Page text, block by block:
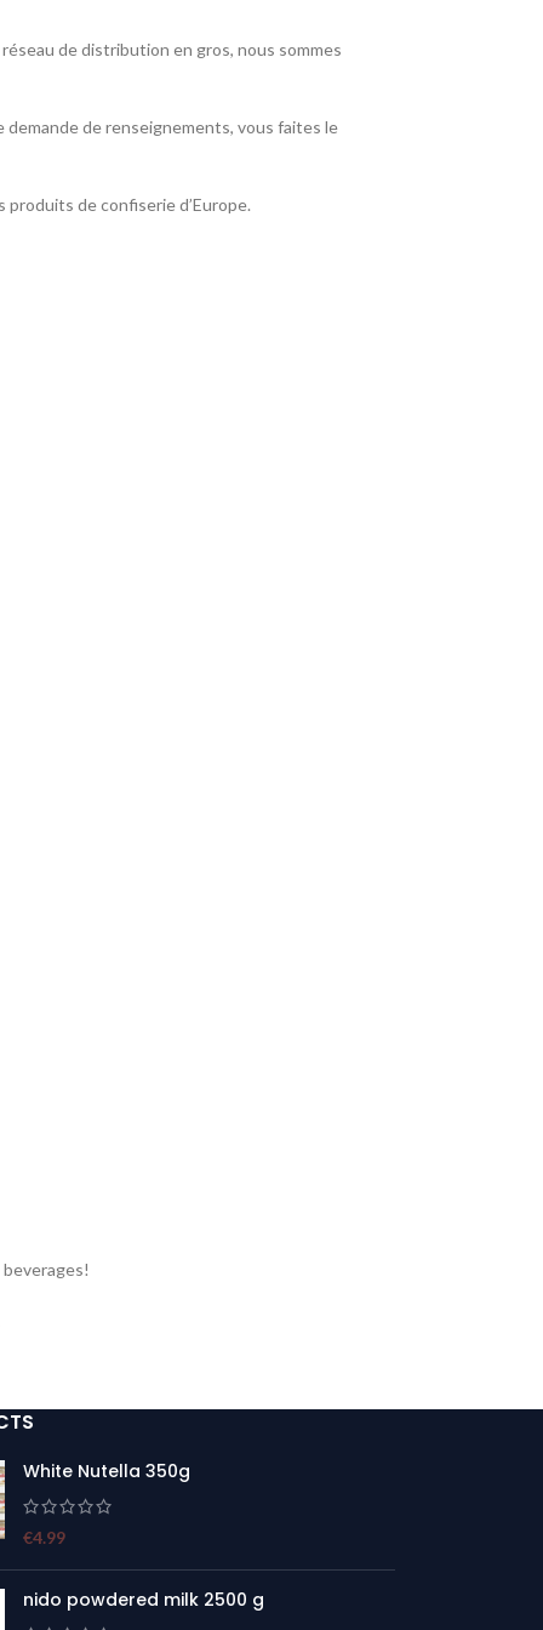
de distribution en gros, nous sommes
demande de renseignements, vous faites le
produits de confiserie d’Europe.
White Nutella 350g
€4.99
nido powdered milk 2500 g